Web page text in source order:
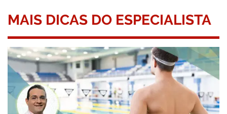
MAIS DICAS DO ESPECIALISTA